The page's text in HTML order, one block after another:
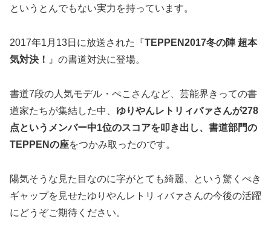
というとんでもない実力を持っています。
2017年1月13日に放送された『TEPPEN2017冬の陣 超本
気対決！ 』の書道対決に登場。
書道7段の人気モデル・ぺこさんなど、芸能界きっての書
道家たちが集結した中、 ゆりやんレトリィバァさんが278
点というメンバー中1位のスコアを叩き出し、書道部門の
TEPPENの座をつかみ取ったのです。
陽気そうな見た目なのに字がとても綺麗、という驚くべき
ギャップを見せたゆりやんレトリィバァさんの今後の活躍
にどうぞご期待ください。